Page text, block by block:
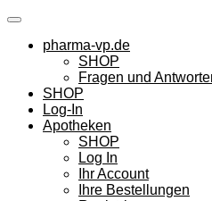
Skip
contentpharma-vp.de
SHOP
Fragen und
SHOP
Log-In
Apotheken
SHOP
Log In
Ihr Account
Ihre Bestellungen